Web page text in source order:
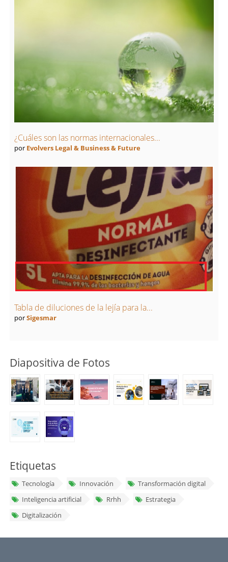
¿Cuáles son las normas internacionales...
por Evolvers Legal & Business & Future
Tabla de diluciones de la lejía para la...
porSigesmar
Diapositiva de Fotos
Etiquetas
Tecnología Innovación
Transformación digital
Inteligencia artificial
Rrhh
Estrategia
Digitalización